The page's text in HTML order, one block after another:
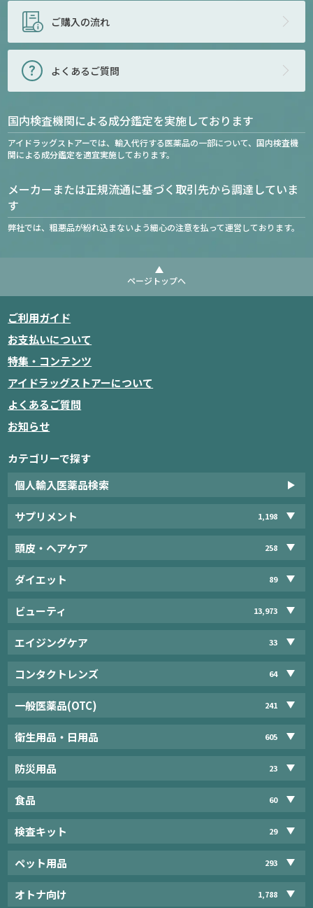
ご購入の流れ
よくあるご質問
国内検査機関による成分鑑定を実施しております
アイドラッグストアーでは、輸入代行する医薬品の一部について、国内検査機
関による成分鑑定を適宜実施しております。
メーカーまたは正規流通に基づく取引先から調達していま
す
弊社では、粗悪品が紛れ込まないよう細心の注意を払って運営しております。
ページトップへ
ご利用ガイド
お支払いについて
特集・コンテンツ
アイドラッグストアーについて
よくあるご質問
お知らせ
カテゴリーで探す
個人輸入医薬品検索
サプリメント 1,198
頭皮・ヘアケア 258
ダイエット 89
ビューティ 13,973
エイジングケア 33
コンタクトレンズ 64
一般医薬品(OTC) 241
衛生用品・日用品 605
防災用品 23
食品 60
検査キット 29
ペット用品 293
オトナ向け 1,788